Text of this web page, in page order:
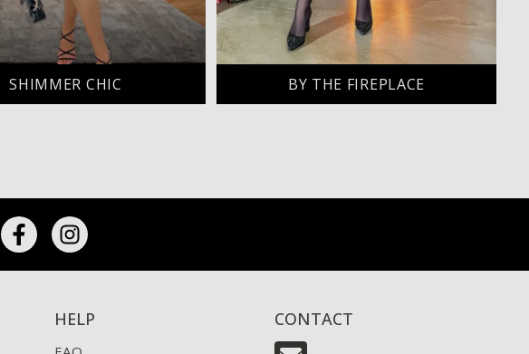
SHIMMER CHIC BY THE FIREPLACE
HELP CONTACT